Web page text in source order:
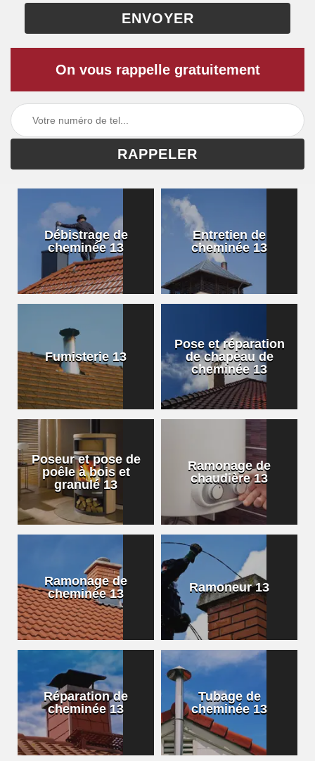
On vous rappelle gratuitement
Débistrage de
cheminée 13
Entretien de
cheminée 13
Fumisterie 13
Pose et réparation
de chapeau de
cheminée 13
Poseur et pose de
poêle à bois et
granulé 13
Ramonage de
chaudière 13
Ramonage de
cheminée 13
Ramoneur 13
Réparation de
cheminée 13
Tubage de
cheminée 13